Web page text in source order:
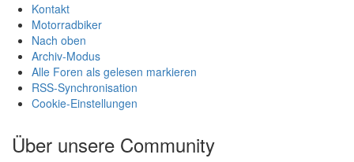
Kontakt
Motorradbiker
Nach oben
Archiv-Modus
Alle Foren als gelesen markieren
RSS-Synchronisation
Cookie-Einstellungen
Über unsere Community